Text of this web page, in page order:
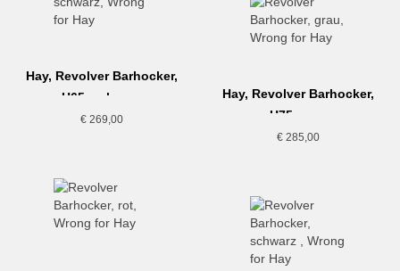
Hay, Revolver Barhocker,
H65, schwarz
€269,00
Hay, Revolver Barhocker,
H75, grau
€ 285,00